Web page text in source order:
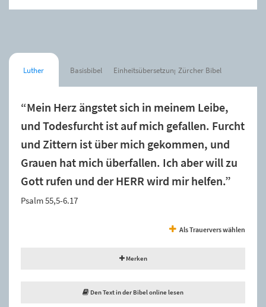
Luther Basisbibel Einheitsübersetzung Zürcher Bibel
“Mein Herz ängstet sich in meinem Leibe,
und Todesfurcht ist auf mich gefallen. Furcht
und Zittern ist über mich gekommen, und
Grauen hat mich überfallen. Ich aber will zu
Gott rufen und der HERR wird mir helfen.”
Psalm 55,5-6.17
Als Trauervers wählen
Merken
Den Text in der Bibel online lesen